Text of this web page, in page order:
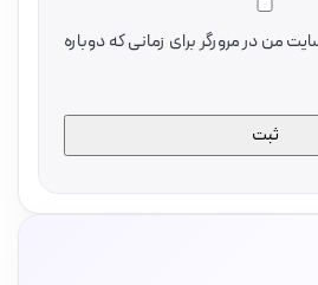
من در مرورگر برای زمانی که دوباره